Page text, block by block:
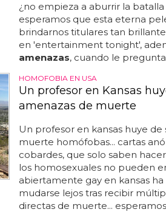
¿no empieza a aburrir la batalla
esperamos que esta eterna
brindarnos titulares tan
en 'entertainment tonight',
amenazas, cuando le
HOMOFOBIA EN USA
Un profesor en Kansas
amenazas de muerte
Un profesor en kansas huye de
muerte homófobas... cartas
cobardes, que solo saben hacer
los homosexuales no pueden
abiertamente gay en kansas
mudarse lejos tras recibir
directas de muerte...